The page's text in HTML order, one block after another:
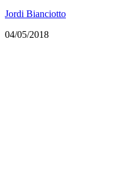
Jordi Bianciotto
04/05/2018